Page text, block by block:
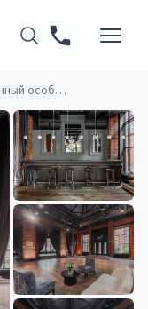
MJ HALL — современный особняк в лофт-квартале на западе Москвы